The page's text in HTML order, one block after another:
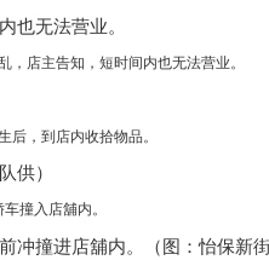
，店主告知，短时间内也无法营业。
后，到店内收拾物品。
撞入店舖内。